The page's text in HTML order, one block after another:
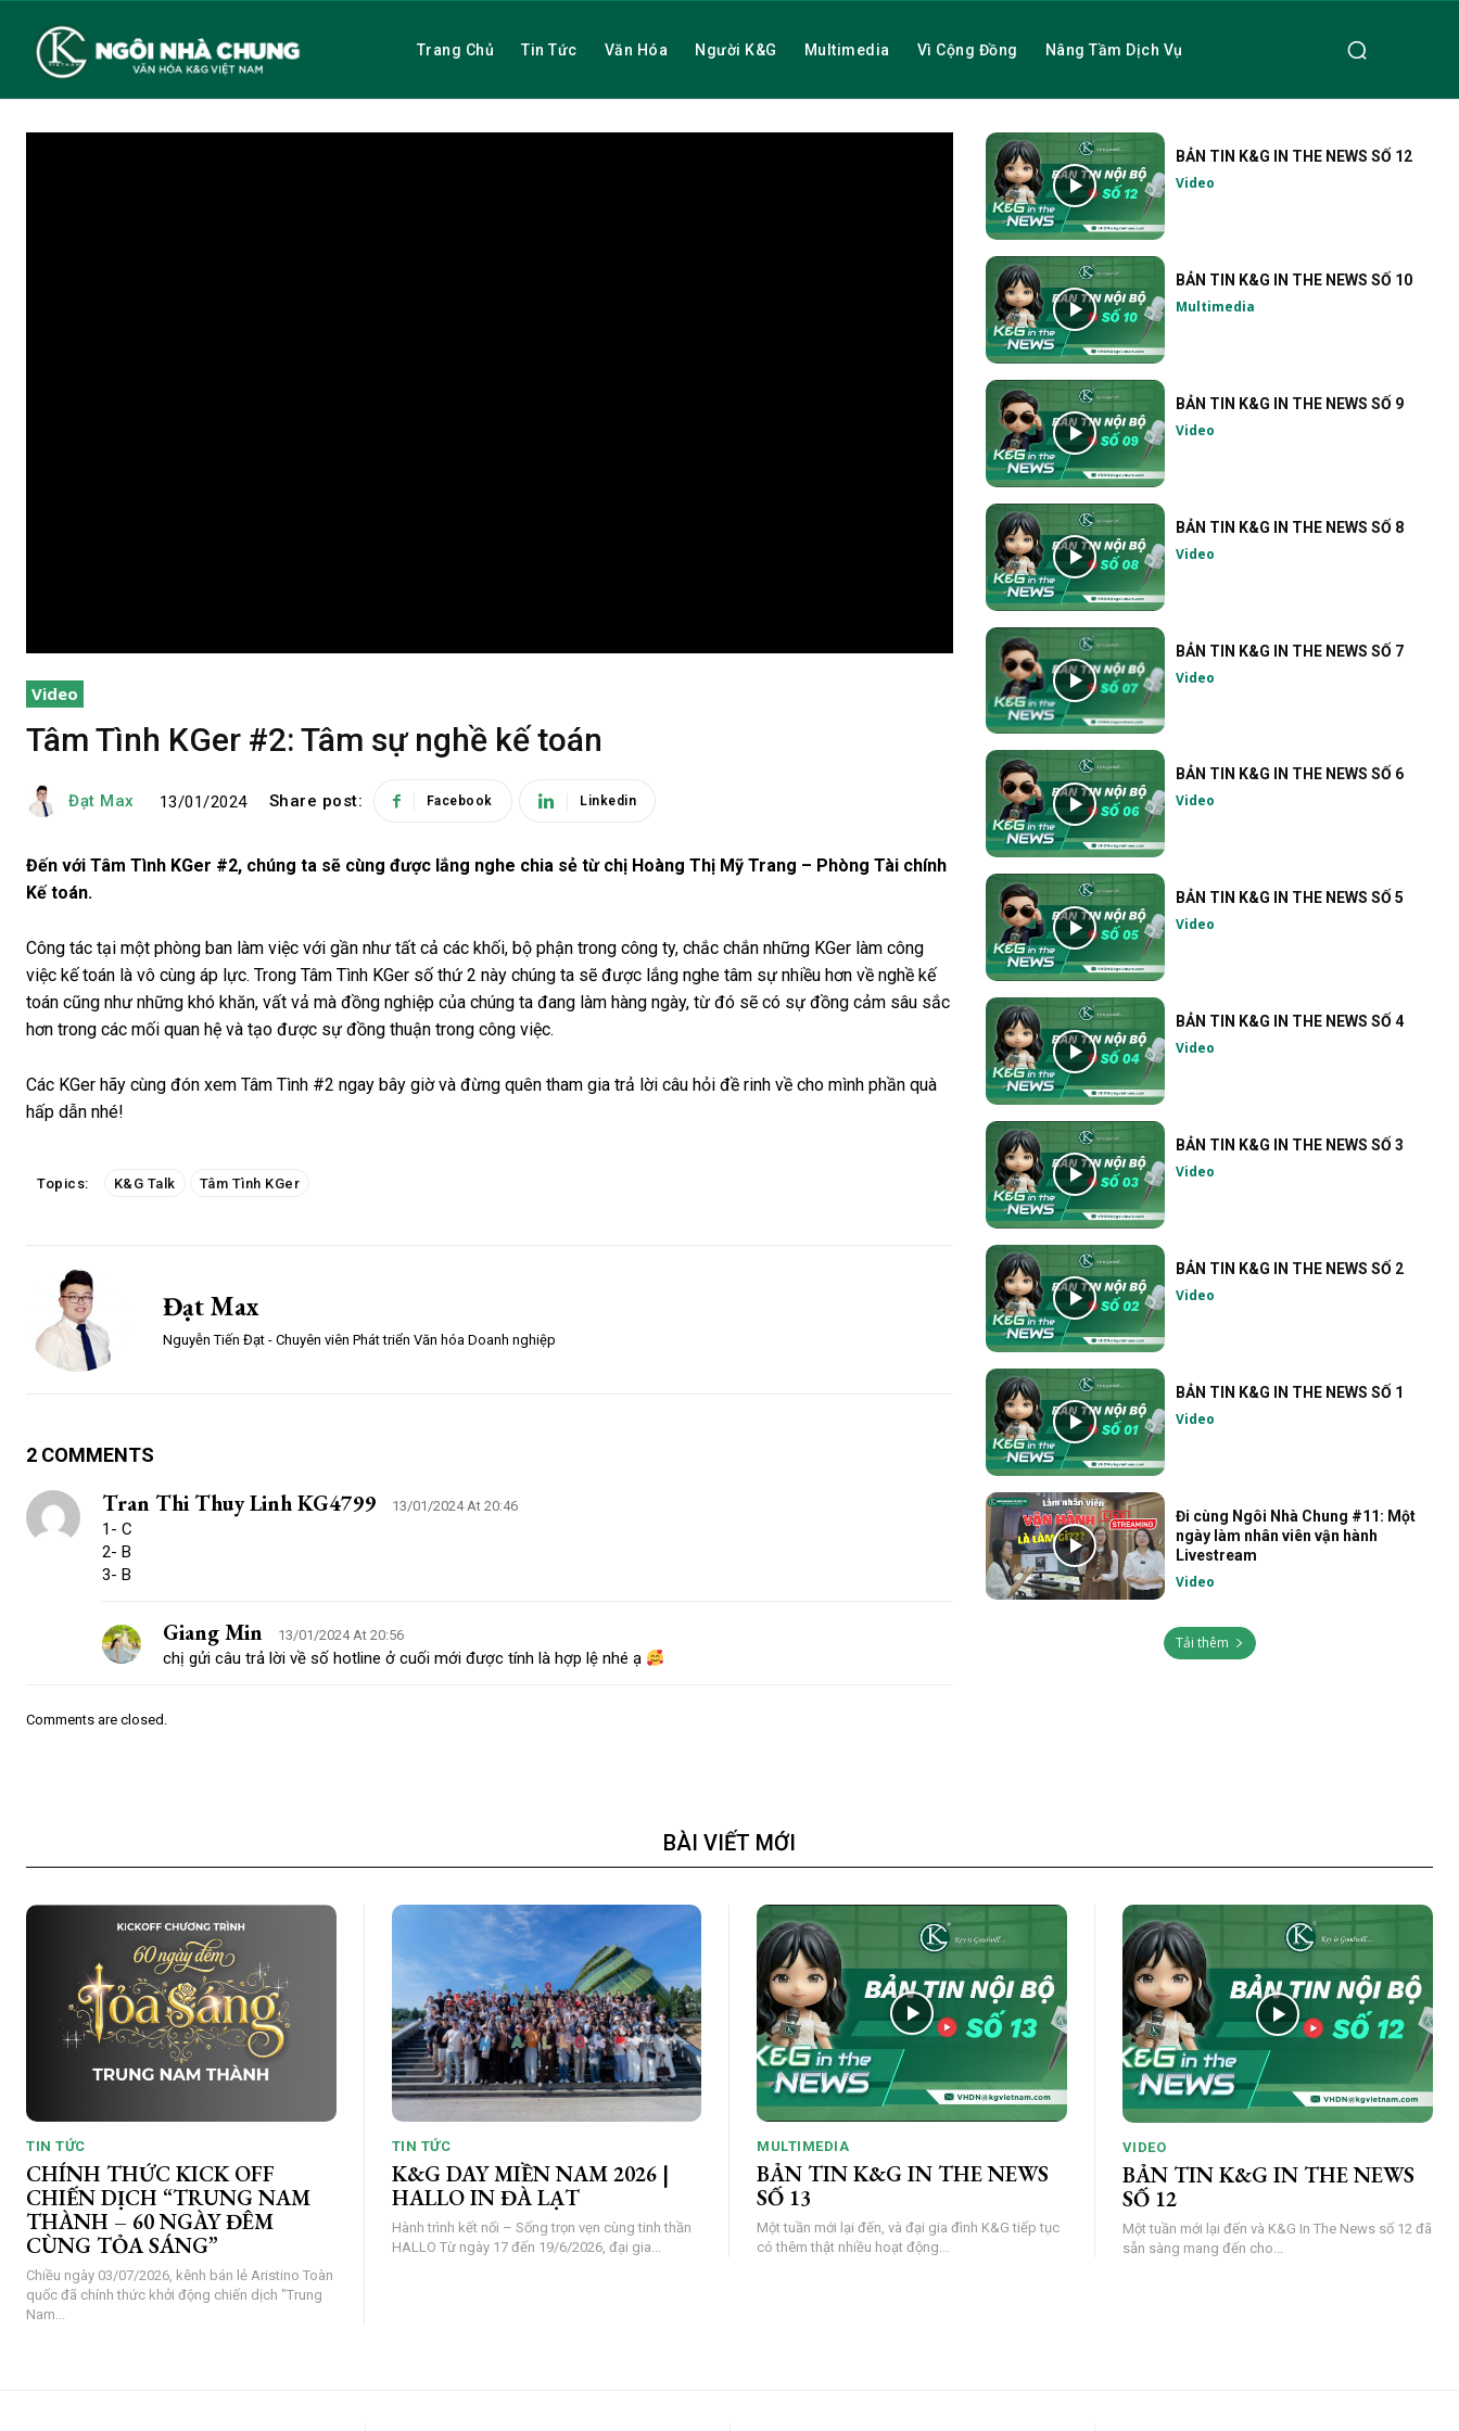
Trang Chủ Tin Tức Văn Hóa Người K&G Multimedia Vì Cộng Đồng Nâng Tầm Dịch Vụ
Video
Tâm Tình KGer #2: Tâm sự nghề kế toán
Đạt Max 13/01/2024 Share post: Facebook Linkedin
Đến với Tâm Tình KGer #2, chúng ta sẽ cùng được lắng nghe chia sẻ từ chị Hoàng Thị Mỹ Trang – Phòng Tài chính
Kế toán.
Công tác tại một phòng ban làm việc với gần như tất cả các khối, bộ phận trong công ty, chắc chắn những KGer làm công
việc kế toán là vô cùng áp lực. Trong Tâm Tình KGer số thứ 2 này chúng ta sẽ được lắng nghe tâm sự nhiều hơn về nghề kế
toán cũng như những khó khăn, vất vả mà đồng nghiệp của chúng ta đang làm hàng ngày, từ đó sẽ có sự đồng cảm sâu sắc
hơn trong các mối quan hệ và tạo được sự đồng thuận trong công việc.
Các KGer hãy cùng đón xem Tâm Tình #2 ngay bây giờ và đừng quên tham gia trả lời câu hỏi đề rinh về cho mình phần quà
hấp dẫn nhé!
Topics: K&G Talk Tâm Tình KGer
Đạt Max
Nguyễn Tiến Đạt - Chuyên viên Phát triển Văn hóa Doanh nghiệp
2 COMMENTS
Tran Thi Thuy Linh KG4799 13/01/2024 At 20:46
1- C
2- B
3- B
Giang Min 13/01/2024 At 20:56
chị gửi câu trả lời về số hotline ở cuối mới được tính là hợp lệ nhé ạ
Comments are closed.
BẢN TIN K&G IN THE NEWS SỐ 12
Video
BẢN TIN K&G IN THE NEWS SỐ 10
Multimedia
BẢN TIN K&G IN THE NEWS SỐ 9
Video
BẢN TIN K&G IN THE NEWS SỐ 8
Video
BẢN TIN K&G IN THE NEWS SỐ 7
Video
BẢN TIN K&G IN THE NEWS SỐ 6
Video
BẢN TIN K&G IN THE NEWS SỐ 5
Video
BẢN TIN K&G IN THE NEWS SỐ 4
Video
BẢN TIN K&G IN THE NEWS SỐ 3
Video
BẢN TIN K&G IN THE NEWS SỐ 2
Video
BẢN TIN K&G IN THE NEWS SỐ 1
Video
Đi cùng Ngôi Nhà Chung #11: Một
ngày làm nhân viên vận hành
Livestream
Video
Tải thêm
BÀI VIẾT MỚI
TIN TỨC
CHÍNH THỨC KICK OFF
CHIẾN DỊCH “TRUNG NAM
THÀNH – 60 NGÀY ĐÊM
CÙNG TỎA SÁNG”
Chiều ngày 03/07/2026, kênh bán lẻ Aristino Toàn
quốc đã chính thức khởi động chiến dịch "Trung
Nam...
TIN TỨC
K&G DAY MIỀN NAM 2026 |
HALLO IN ĐÀ LẠT
Hành trình kết nối – Sống trọn vẹn cùng tinh thần
HALLO Từ ngày 17 đến 19/6/2026, đại gia...
MULTIMEDIA
BẢN TIN K&G IN THE NEWS
SỐ 13
Một tuần mới lại đến, và đại gia đình K&G tiếp tục
có thêm thật nhiều hoạt động...
VIDEO
BẢN TIN K&G IN THE NEWS
SỐ 12
Một tuần mới lại đến và K&G In The News số 12 đã
sẵn sàng mang đến cho...